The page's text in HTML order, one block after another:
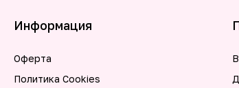
Информация
Оферта
Политика Cookies